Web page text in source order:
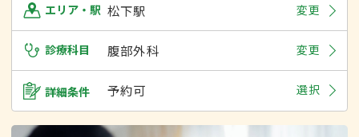
エリア・駅 松下駅 変更
診療科目 腹部外科 変更
詳細条件 予約可 選択